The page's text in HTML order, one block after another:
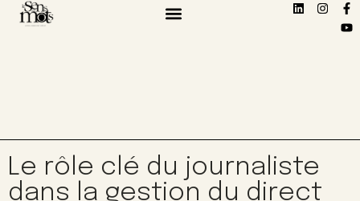
Le rôle clé du journaliste
dans la gestion du direct